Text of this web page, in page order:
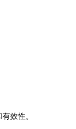
效性。